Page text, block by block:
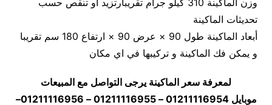
وزن الماكينة 310 كيلو جرام تقريبارتزيد او تنقص حسب
تحديثات الماكينة
أبعاد الماكينة طول 90 × عرض 90 × ارتفاع 180 سم تقريبا
و يمكن فك الماكينة و تركيبها في اي مكان
لمعرفة سعر الماكينة يرجى التواصل مع المبيعات
موبايل 01211116954 – 01211116955 – 01211116956–